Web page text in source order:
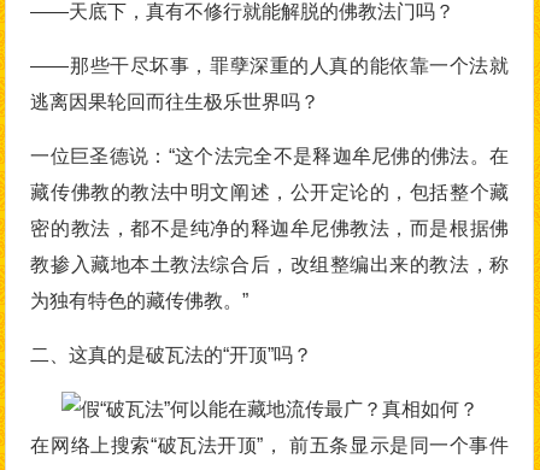
——天底下，真有不修行就能解脱的佛教法门吗？
——那些干尽坏事，罪孽深重的人真的能依靠一个法就
逃离因果轮回而往生极乐世界吗？
一位巨圣德说：“这个法完全不是释迦牟尼佛的佛法。在
藏传佛教的教法中明文阐述，公开定论的，包括整个藏
密的教法，都不是纯净的释迦牟尼佛教法，而是根据佛
教掺入藏地本土教法综合后，改组整编出来的教法，称
为独有特色的藏传佛教。”
二、这真的是破瓦法的“开顶”吗？
在网络上搜索“破瓦法开顶”， 前五条显示是同一个事件